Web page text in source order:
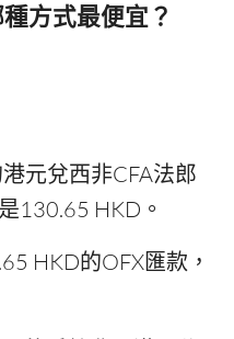
方式最便宜？
元兌西非CFA法郎
130.65 HKD。
HKD的OFX匯款，